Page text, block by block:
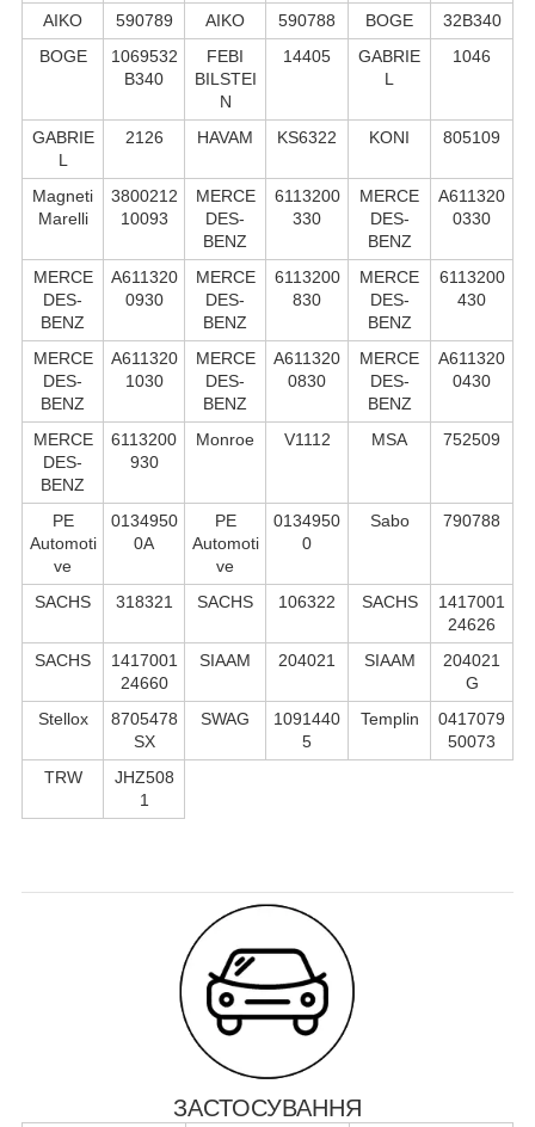
AIKO 590789 AIKO 590788 BOGE
32B340
BOGE
1069532
B340
FEBI
BILSTEI
N
14405
GABRIE
L
1046
GABRIE
L
2126 HAVAM KS6322 KONI 805109
Magneti
Marelli
3800212
10093
MERCE
DES-
BENZ
6113200
330
MERCE
DES-
BENZ
A611320
0330
MERCE
DES-
BENZ
A611320
0930
MERCE
DES-
BENZ
6113200
830
MERCE
DES-
BENZ
6113200
430
MERCE
DES-
BENZ
A611320
1030
MERCE
DES-
BENZ
A611320
0830
MERCE
DES-
BENZ
A611320
0430
MERCE
DES-
BENZ
6113200
930
Monroe V1112 MSA 752509
PE
Automoti
ve
0134950
0A
PE
Automoti
ve
0134950
0
Sabo 790788
SACHS 318321 SACHS 106322 SACHS
1417001
24626
SACHS
1417001
24660
SIAAM 204021 SIAAM
204021
G
Stellox
8705478
SX
SWAG
1091440
5
Templin
0417079
50073
TRW
JHZ508
1
ЗАСТОСУВАННЯ